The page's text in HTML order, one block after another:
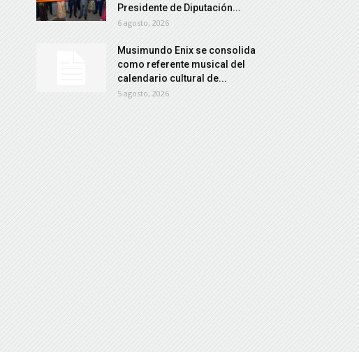
Presidente de Diputación...
6 agosto, 2026
Musimundo Enix se consolida
como referente musical del
calendario cultural de...
5 agosto, 2026